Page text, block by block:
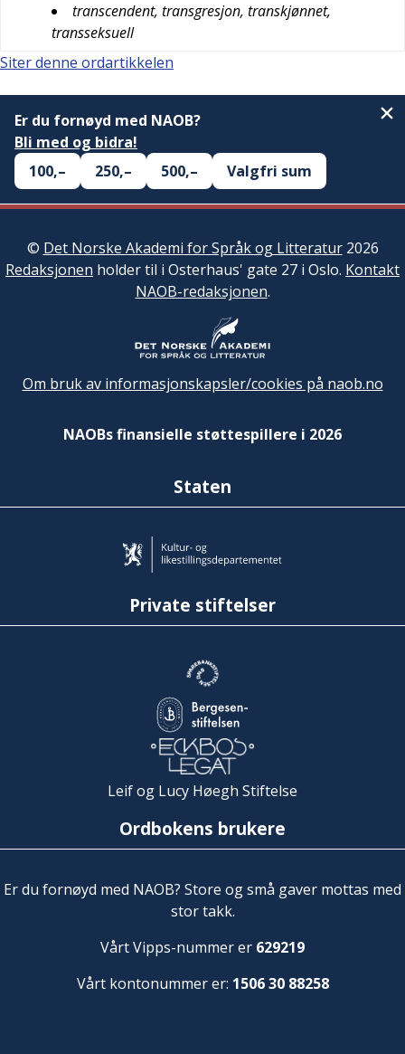
transcendent, transgresjon, transkjønnet,
transseksuell
Siter denne ordartikkelen
Er du fornøyd med NAOB?
Bli med og bidra!
100,–
250,– 500,– Valgfri sum
© Det Norske Akademi for Språk og Litteratur2026
Redaksjonen holder til i Osterhaus' gate 27 i Oslo. Kontakt
NAOB-redaksjonen.
Om bruk av informasjonskapsler/cookies på naob.no
NAOBs finansielle støttespillere i 2026
Staten
Private stiftelser
Leif og Lucy Høegh Stiftelse
Ordbokens brukere
Er du fornøyd med NAOB? Store og små gaver mottas med
stor takk.
Vårt Vipps-nummer er 629219
Vårt kontonummer er: 1506 30 88258